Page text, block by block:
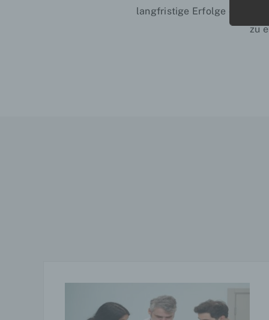
langfristige Erfolge
zu